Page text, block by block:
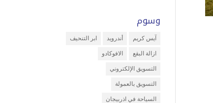
وسوم
آيس كريم أندرويد ابر التنحيف
ازالة البقع الافوكادو
التسويق الإلكتروني
التسويق بالعمولة
السياحة في اذربيجان